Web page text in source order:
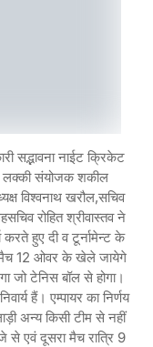
सद्भावना नाईट क्रिकेट
लक्की संयोजक शकील
विश्वनाथ खरौल,सचिव
रोहित श्रीवास्तव ने
करते हुए दी व टूर्नामेन्ट के
मैच 12 ओवर के खेले जायेगे
जो टेनिस बॉल से होगा।
हैं। एम्पायर का निर्णय
अन्य किसी टीम से नहीं
एवं दूसरा मैच रात्रि 9